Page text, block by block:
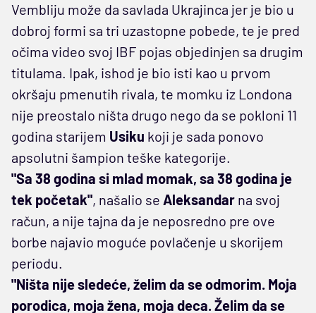
Vembliju može da savlada Ukrajinca jer je bio u
dobroj formi sa tri uzastopne pobede, te je pred
očima video svoj IBF pojas objedinjen sa drugim
titulama. Ipak, ishod je bio isti kao u prvom
okršaju pmenutih rivala, te momku iz Londona
nije preostalo ništa drugo nego da se pokloni 11
godina starijem Usiku koji je sada ponovo
apsolutni šampion teške kategorije.
"Sa 38 godina si mlad momak, sa 38 godina je
tek početak", našalio se Aleksandar na svoj
račun, a nije tajna da je neposredno pre ove
borbe najavio moguće povlačenje u skorijem
periodu.
"Ništa nije sledeće, želim da se odmorim. Moja
porodica, moja žena, moja deca. Želim da se